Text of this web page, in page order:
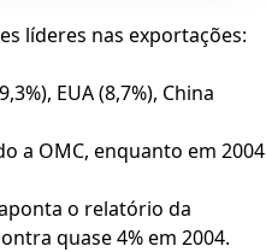
líderes nas exportações:
EUA (8,7%), China
a OMC, enquanto em 2004
o relatório da
quase 4% em 2004.